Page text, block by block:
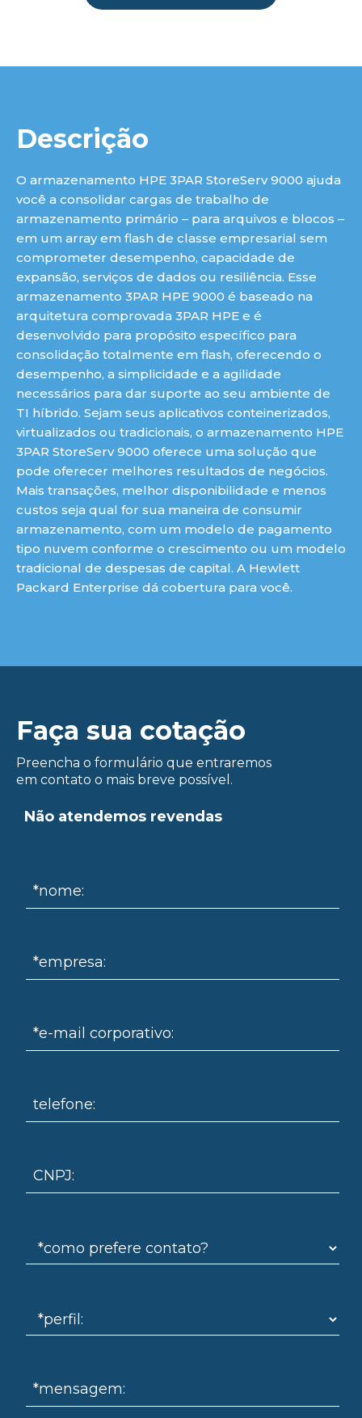
Descrição
O armazenamento HPE 3PAR StoreServ 9000 ajuda
você a consolidar cargas de trabalho de
armazenamento primário – para arquivos e blocos –
em um array em flash de classe empresarial sem
comprometer desempenho, capacidade de
expansão, serviços de dados ou resiliência. Esse
armazenamento 3PAR HPE 9000 é baseado na
arquitetura comprovada 3PAR HPE e é
desenvolvido para propósito específico para
consolidação totalmente em flash, oferecendo o
desempenho, a simplicidade e a agilidade
necessários para dar suporte ao seu ambiente de
TI híbrido. Sejam seus aplicativos conteinerizados,
virtualizados ou tradicionais, o armazenamento HPE
3PAR StoreServ 9000 oferece uma solução que
pode oferecer melhores resultados de negócios.
Mais transações, melhor disponibilidade e menos
custos seja qual for sua maneira de consumir
armazenamento, com um modelo de pagamento
tipo nuvem conforme o crescimento ou um modelo
tradicional de despesas de capital. A Hewlett
Packard Enterprise dá cobertura para você.
Faça sua cotação
Preencha o formulário que entraremos
em contato o mais breve possível.
Não atendemos revendas
*nome:
*empresa:
*e-mail corporativo:
telefone:
CNPJ:
*mensagem: